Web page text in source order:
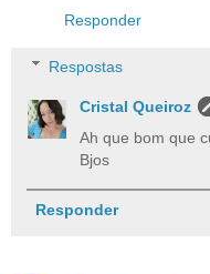
Responder
Respostas
Cristal Queiroz
Ah que bom que
Bjos
Responder